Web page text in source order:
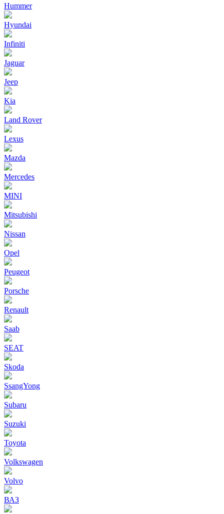
Hummer
Hyundai
Infiniti
Jaguar
Jeep
Kia
Land Rover
Lexus
Mazda
Mercedes
MINI
Mitsubishi
Nissan
Opel
Peugeot
Porsche
Renault
Saab
SEAT
Skoda
SsangYong
Subaru
Suzuki
Toyota
Volkswagen
Volvo
ВАЗ